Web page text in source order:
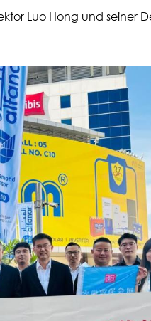
Luo Hong und seiner